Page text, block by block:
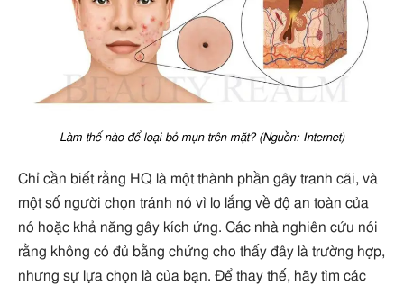
Làm thế nào để loại bỏ mụn trên mặt? (Nguồn: Internet)
Chỉ cần biết rằng HQ là một thành phần gây tranh cãi, và
một số người chọn tránh nó vì lo lắng về độ an toàn của
nó hoặc khả năng gây kích ứng. Các nhà nghiên cứu nói
rằng không có đủ bằng chứng cho thấy đây là trường hợp,
nhưng sự lựa chọn là của bạn. Để thay thế, hãy tìm các